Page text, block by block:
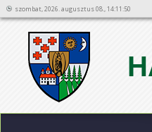
szombat, 2026. augusztus 08., 14:11:50